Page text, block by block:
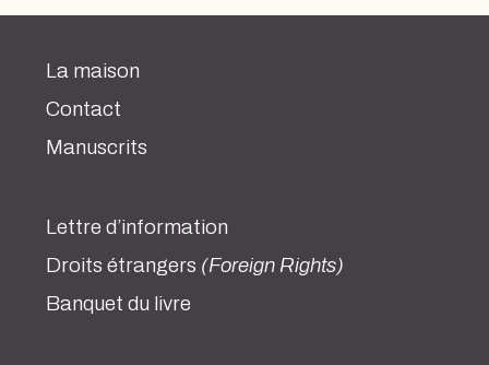
La maison
Contact
Manuscrits
Lettre d’information
Droits étrangers (Foreign Rights)
Banquet du livre